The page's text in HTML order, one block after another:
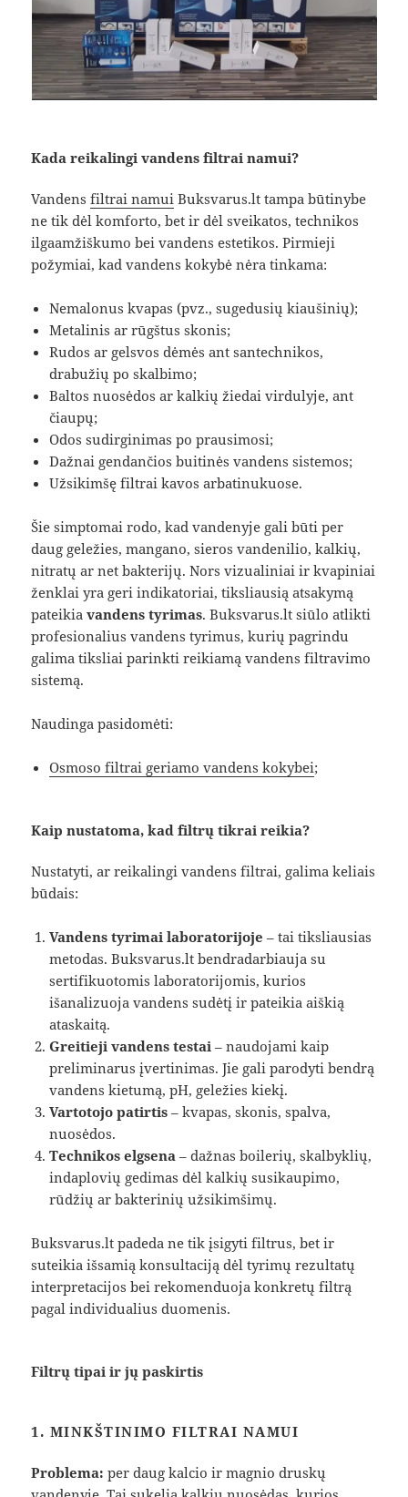
Kada reikalingi vandens filtrai namui?
Vandensfiltrai namui Buksvarus.lt tampa būtinybe
ne tik dėl komforto, bet ir dėl sveikatos, technikos
ilgaamžiškumo bei vandens estetikos. Pirmieji
požymiai, kad vandens kokybė nėra tinkama:
Nemalonus kvapas (pvz., sugedusių kiaušinių);
Metalinis ar rūgštus skonis;
Rudos ar gelsvos dėmės ant santechnikos,
drabužių po skalbimo;
Baltos nuosėdos ar kalkių žiedai virdulyje, ant
čiaupų;
Odos sudirginimas po prausimosi;
Dažnai gendančios buitinės vandens sistemos;
Užsikimšę filtrai kavos arbatinukuose.
Šie simptomai rodo, kad vandenyje gali būti per
daug geležies, mangano, sieros vandenilio, kalkių,
nitratų ar net bakterijų. Nors vizualiniai ir kvapiniai
ženklai yra geri indikatoriai, tiksliausią atsakymą
pateikiavandens tyrimas. Buksvarus.lt siūlo atlikti
profesionalius vandens tyrimus, kurių pagrindu
galima tiksliai parinkti reikiamą vandens filtravimo
sistemą.
Naudinga pasidomėti:
Osmoso filtrai geriamo vandens kokybei;
Kaip nustatoma, kad filtrų tikrai reikia?
Nustatyti, ar reikalingi vandens filtrai, galima keliais
būdais:
Vandens tyrimai laboratorijoje – tai tiksliausias
metodas. Buksvarus.lt bendradarbiauja su
sertifikuotomis laboratorijomis, kurios
išanalizuoja vandens sudėtį ir pateikia aiškią
ataskaitą.
Greitieji vandens testai – naudojami kaip
preliminarus įvertinimas. Jie gali parodyti bendrą
vandens kietumą, pH, geležies kiekį.
Vartotojo patirtis – kvapas, skonis, spalva,
nuosėdos.
Technikos elgsena – dažnas boilerių, skalbyklių,
indaplovių gedimas dėl kalkių susikaupimo,
rūdžių ar bakterinių užsikimšimų.
Buksvarus.lt padeda ne tik įsigyti filtrus, bet ir
suteikia išsamią konsultaciją dėl tyrimų rezultatų
interpretacijos bei rekomenduoja konkretų filtrą
pagal individualius duomenis.
Filtrų tipai ir jų paskirtis
1. MINKŠTINIMO FILTRAI NAMUI
Problema: per daug kalcio ir magnio druskų